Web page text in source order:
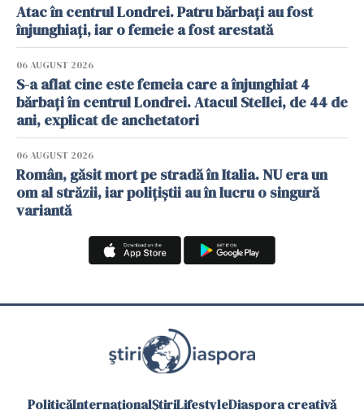
Atac în centrul Londrei. Patru bărbați au fost
înjunghiați, iar o femeie a fost arestată
06 AUGUST 2026
S-a aflat cine este femeia care a înjunghiat 4
bărbați în centrul Londrei. Atacul Stellei, de 44 de
ani, explicat de anchetatori
06 AUGUST 2026
Român, găsit mort pe stradă în Italia. NU era un
om al străzii, iar polițiștii au în lucru o singură
variantă
PoliticăInternaționalȘtiriLifestyleDiaspora creativă